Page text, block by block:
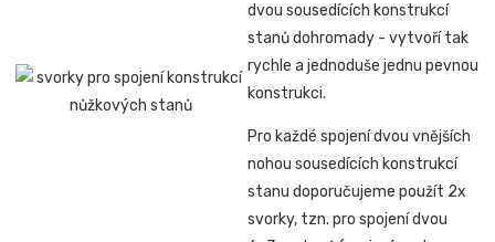
dvou sousedících konstrukcí
stanů dohromady - vytvoří tak
rychle a jednoduše jednu pevnou
konstrukci.
Pro každé spojení dvou vnějších
nohou sousedících konstrukcí
stanu doporučujeme použít 2x
svorky, tzn. pro spojenídvou